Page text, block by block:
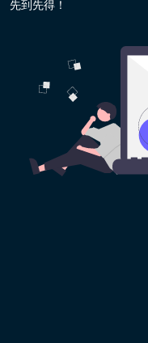
先到先得！